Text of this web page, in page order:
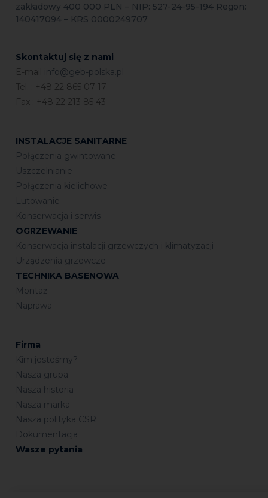
zakładowy 400 000 PLN – NIP: 527-24-95-194 Regon:
140417094 – KRS 0000249707
INSTALACJE SANITARNE
Połączenia gwintowane
Uszczelnianie
Połączenia kielichowe
Lutowanie
Konserwacja i serwis
OGRZEWANIE
Konserwacja instalacji grzewczych i klimatyzacji
Urządzenia grzewcze
TECHNIKA BASENOWA
Montaż
Naprawa
Firma
Kim jesteśmy?
Nasza grupa
Nasza historia
Nasza marka
Nasza polityka CSR
Dokumentacja
Wasze pytania
Skontaktuj się z nami
E-mail info@geb-polska.pl
Tel. : +48 22 865 07 17
Fax : +48 22 213 85 43